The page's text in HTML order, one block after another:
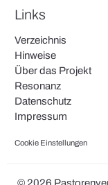
Links
Verzeichnis
Hinweise
Über das Projekt
Resonanz
Datenschutz
Impressum
Cookie Einstellungen
© 2026